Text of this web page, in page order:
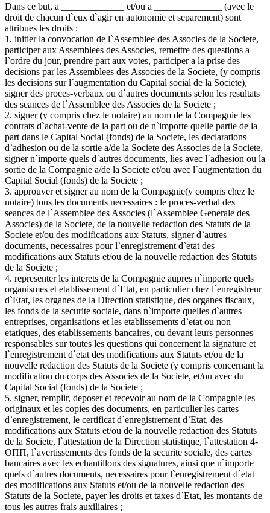
Dans ce but, a _____________ et/ou a ______________ (avec le
droit de chacun d`eux d`agir en autonomie et separement) sont
attribues les droits :
1. initier la convocation de l`Assemblee des Associes de la Societe,
participer aux Assemblees des Associes, remettre des questions a
l`ordre du jour, prendre part aux votes, participer a la prise des
decisions par les Assemblees des Associes de la Societe, (y compris
les decisions sur l`augmentation du Capital social de la Societe),
signer des proces-verbaux ou d`autres documents selon les resultats
des seances de l`Assemblee des Associes de la Societe ;
2. signer (y compris chez le notaire) au nom de la Compagnie les
contrats d`achat-vente de la part ou de n`importe quelle partie de la
part dans le Capital Social (fonds) de la Societe, les declarations
d`adhesion ou de la sortie a/de la Societe des Associes de la Societe,
signer n`importe quels d`autres documents, lies avec l`adhesion ou la
sortie de la Compagnie a/de la Societe et/ou avec l`augmentation du
Capital Social (fonds) de la Societe ;
3. approuver et signer au nom de la Compagnie(y compris chez le
notaire) tous les documents necessaires : le proces-verbal des
seances de l`Assemblee des Associes (l`Assemblee Generale des
Associes) de la Societe, de la nouvelle redaction des Statuts de la
Societe et/ou des modifications aux Statuts, signer d`autres
documents, necessaires pour l`enregistrement d`etat des
modifications aux Statuts et/ou de la nouvelle redaction des Statuts
de la Societe ;
4. representer les interets de la Compagnie aupres n`importe quels
organismes et etablissement d`Etat, en particulier chez l`enregistreur
d`Etat, les organes de la Direction statistique, des organes fiscaux,
les fonds de la securite sociale, dans n`importe quelles d`autres
entreprises, organisations et les etablissements d`etat ou non
etatiques, des etablissements bancaires, ou devant leurs personnes
responsables sur toutes les questions qui concernent la signature et
l`enregistrement d`etat des modifications aux Statuts et/ou de la
nouvelle redaction des Statuts de la Societe (y compris concernant la
modification du corps des Associes de la Societe, et/ou avec du
Capital Social (fonds) de la Societe ;
5. signer, remplir, deposer et recevoir au nom de la Compagnie les
originaux et les copies des documents, en particulier les cartes
d`enregistrement, le certificat d`enregistrement d`Etat, des
modifications aux Statuts et/ou de la nouvelle redaction des Statuts
de la Societe, l`attestation de la Direction statistique, l`attestation 4-
ОПП, l`avertissements des fonds de la securite sociale, des cartes
bancaires avec les echantillons des signatures, ainsi que n`importe
quels d`autres documents, necessaires pour l`enregistrement d`etat
des modifications aux Statuts et/ou de la nouvelle redaction des
Statuts de la Societe, payer les droits et taxes d`Etat, les montants de
tous les autres frais auxiliaires ;